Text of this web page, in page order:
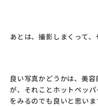
あとは、撮影しまくって、
良い写真かどうかは、美
が、それことホットペッ
をみるのでも良いと思いま